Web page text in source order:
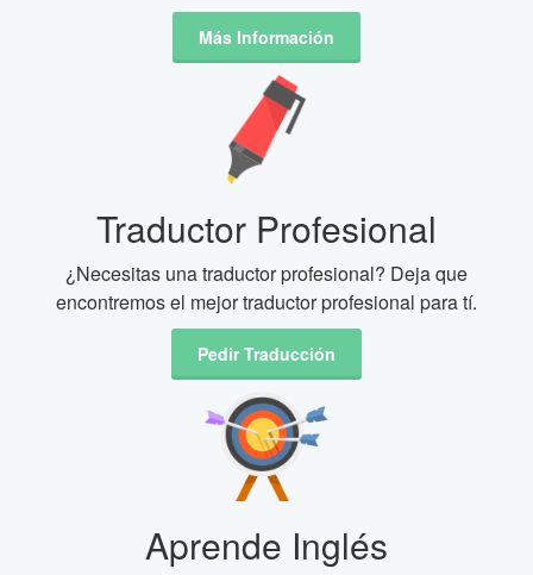
Más Información
Traductor Profesional
¿Necesitas una traductor profesional? Deja que
encontremos el mejor traductor profesional para tí.
Pedir Traducción
Aprende Inglés